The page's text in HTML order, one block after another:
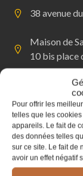
Pour offrir les
telles que les
appareils. Le fait de
des données telles
sur ce site. Le fait de
avoir un effet négatif
38 avenue
Maison de
10 bis place
06 73 60 30
Mentions
Conditions